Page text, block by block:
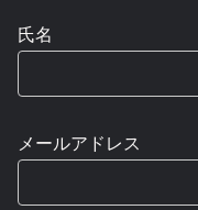
氏名
メールアドレス